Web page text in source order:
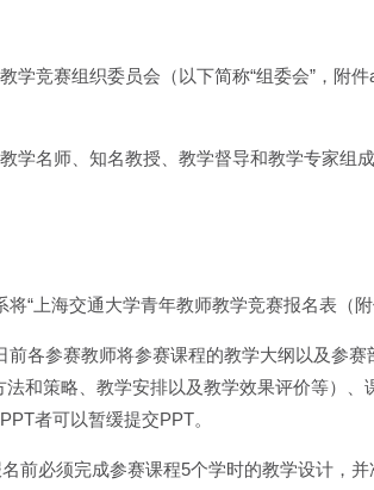
学竞赛组织委员会（以下简称“组委会”，附
学名师、知名教授、教学督导和教学专家组成
将“上海交通大学青年教师教学竞赛报名表（
前各参赛教师将参赛课程的教学大纲以及参
和策略、教学安排以及教学效果评价等）
者可以暂缓提交PPT。
前必须完成参赛课程5个学时的教学设计，